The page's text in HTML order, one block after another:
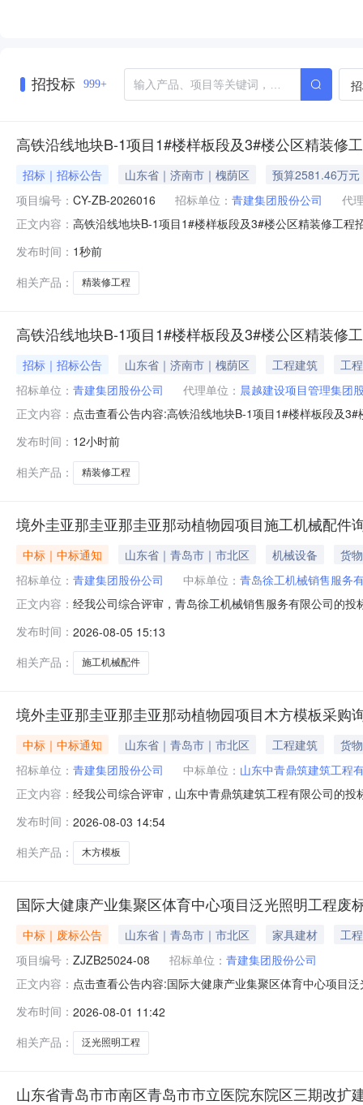
招投标 999+
高铁沿线地块B-1项目1#楼样板段及3#楼公区精装修
招标｜招标公告 山东省｜济南市｜槐荫区
预算2581.46万元
项目编号： CY-ZB-2026016 招标单位： 青建集团股份公司
代
正文内容： 高铁沿线地块B-1项目1#楼样板段及3#楼公区精装修工
发布时间： 1秒前
相关产品：
精装修工程
高铁沿线地块B-1项目1#楼样板段及3#楼公区精装修
招标｜招标公告 山东省｜济南市｜槐荫区 工程建筑
工程
招标单位： 青建集团股份公司 代理单位： 晨越建设项目管理集团
正文内容： 点击查看公告内容:高铁沿线地块B-1项目1#楼样板段及
发布时间： 12小时前
相关产品：
精装修工程
境外圭亚那圭亚那圭亚那动植物园项目施工机械配件
中标｜中标通知 山东省｜青岛市｜市北区 机械设备
货物
招标单位： 青建集团股份公司 中标单位： 青岛徐工机械销售服务
正文内容： 经我公司综合评审，青岛徐工机械销售服务有限公司的
公司持中标通知书签订合同。监督投诉邮箱：
发布时间： 2026-08-05 15:13
相关产品：
施工机械配件
境外圭亚那圭亚那圭亚那动植物园项目木方模板采购
中标｜中标通知 山东省｜青岛市｜市北区 工程建筑
货物
招标单位： 青建集团股份公司 中标单位： 山东中青鼎筑建筑工程
正文内容： 经我公司综合评审，山东中青鼎筑建筑工程有限公司的
公司持中标通知书签订合同。监督投诉邮箱：
发布时间： 2026-08-03 14:54
相关产品：
木方模板
国际大健康产业集聚区体育中心项目泛光照明工程废
中标｜废标公告 山东省｜青岛市｜市北区 家具建材
工程
项目编号： ZJZB25024-08 招标单位： 青建集团股份公司
正文内容： 点击查看公告内容:国际大健康产业集聚区体育中心项目
发布时间： 2026-08-01 11:42
相关产品：
泛光照明工程
山东省青岛市市南区青岛市市立医院东院区三期改扩